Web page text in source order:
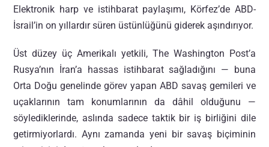
Elektronik harp ve istihbarat paylaşımı, Körfez’de ABD-
İsrail’in on yıllardır süren üstünlüğünü giderek aşındırıyor.
Üst düzey üç Amerikalı yetkili, The Washington Post’a
Rusya’nın İran’a hassas istihbarat sağladığını — buna
Orta Doğu genelinde görev yapan ABD savaş gemileri ve
uçaklarının tam konumlarının da dâhil olduğunu —
söylediklerinde, aslında sadece taktik bir iş birliğini dile
getirmiyorlardı. Aynı zamanda yeni bir savaş biçiminin